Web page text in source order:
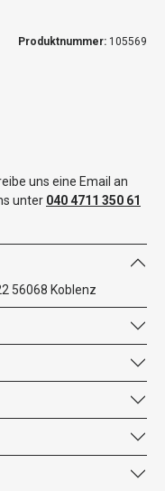
Produktnummer: 105569
uns eine Email an
unter 040 4711 350 61
56068 Koblenz